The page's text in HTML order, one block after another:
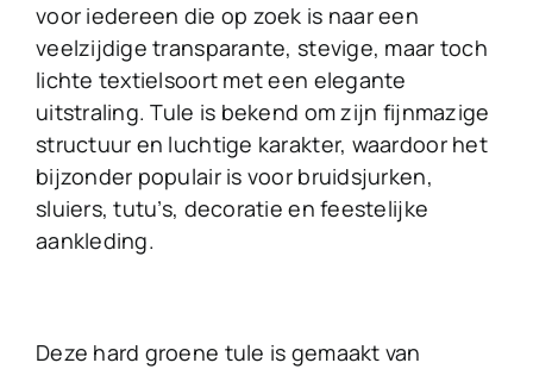
voor iedereen die op zoek is naar een
veelzijdige transparante, stevige, maar toch
lichte textielsoort met een elegante
uitstraling. Tule is bekend om zijn fijnmazige
structuur en luchtige karakter, waardoor het
bijzonder populair is voor bruidsjurken,
sluiers, tutu’s, decoratie en feestelijke
aankleding.
Deze hard groene tule is gemaakt van